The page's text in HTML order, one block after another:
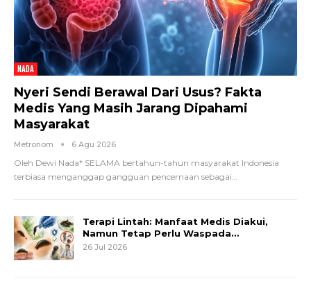
NADA
Nyeri Sendi Berawal Dari Usus? Fakta
Medis Yang Masih Jarang Dipahami
Masyarakat
Metronom 6 Agu 2026
Oleh Dewi Nada* SELAMA bertahun-tahun masyarakat Indonesia
terbiasa menganggap gangguan pencernaan sebagai…
Terapi Lintah: Manfaat Medis Diakui,
Namun Tetap Perlu Waspada…
26 Jul 2026